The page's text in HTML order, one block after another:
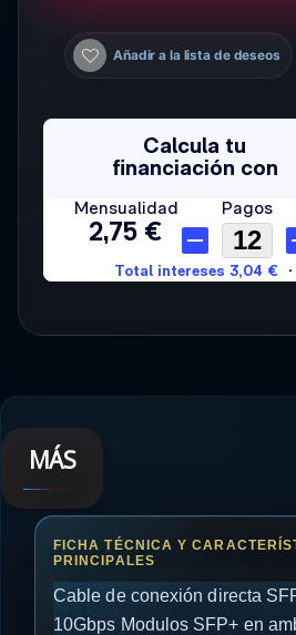
Añadir a la lista de deseos
MÁS
Cable de conexión directa
10Gbps Modulos SFP+ en